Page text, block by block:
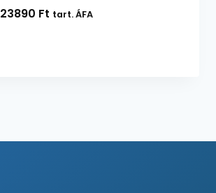
23890 Ft tart. ÁFA